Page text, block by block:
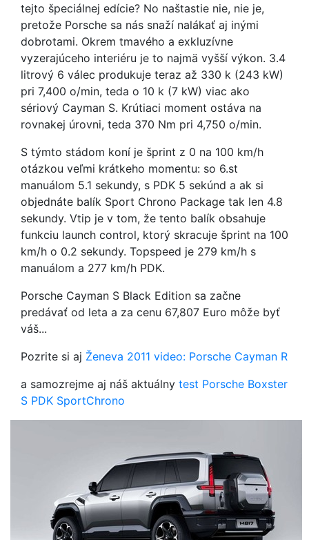
tejto špeciálnej edície? No naštastie nie, nie je,
pretože Porsche sa nás snaží nalákať aj inými
dobrotami. Okrem tmavého a exkluzívne
vyzerajúceho interiéru je to najmä vyšší výkon. 3.4
litrový 6 válec produkuje teraz až 330 k (243 kW)
pri 7,400 o/min, teda o 10 k (7 kW) viac ako
sériový Cayman S. Krútiaci moment ostáva na
rovnakej úrovni, teda 370 Nm pri 4,750 o/min.
S týmto stádom koní je šprint z 0 na 100 km/h
otázkou veľmi krátkeho momentu: so 6.st
manuálom 5.1 sekundy, s PDK 5 sekúnd a ak si
objednáte balík Sport Chrono Package tak len 4.8
sekundy. Vtip je v tom, že tento balík obsahuje
funkciu launch control, ktorý skracuje šprint na 100
km/h o 0.2 sekundy. Topspeed je 279 km/h s
manuálom a 277 km/h PDK.
Porsche Cayman S Black Edition sa začne
predávať od leta a za cenu 67,807 Euro môže byť
váš...
Pozrite si aj Ženeva 2011 video: Porsche Cayman R
a samozrejme aj náš aktuálny test Porsche Boxster
S PDK SportChrono